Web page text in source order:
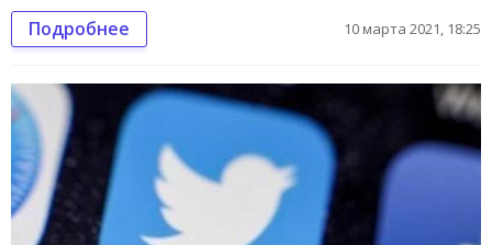
Подробнее 10 марта 2021, 18:25